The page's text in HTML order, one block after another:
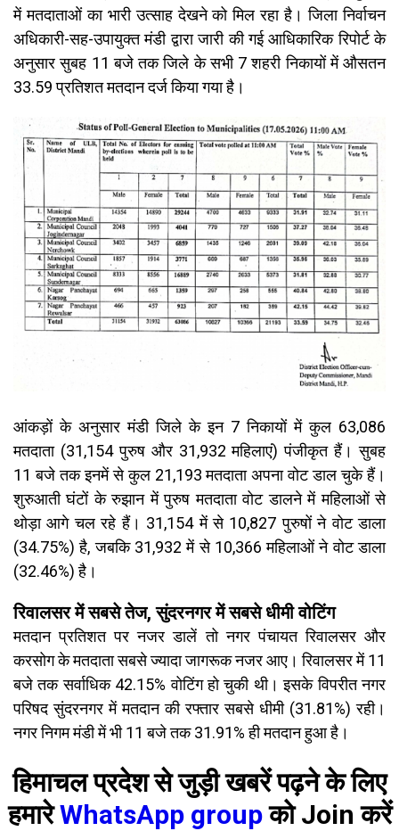
में मतदाताओं का भारी उत्साह देखने को मिल रहा है। जिला निर्वाचन
अधिकारी-सह-उपायुक्त मंडी द्वारा जारी की गई आधिकारिक रिपोर्ट के
अनुसार सुबह 11 बजे तक जिले के सभी 7 शहरी निकायों में औसतन
33.59 प्रतिशत मतदान दर्ज किया गया है।
आंकड़ों के अनुसार मंडी जिले के इन 7 निकायों में कुल 63,086
मतदाता (31,154 पुरुष और 31,932 महिलाएं) पंजीकृत हैं। सुबह
11 बजे तक इनमें से कुल 21,193 मतदाता अपना वोट डाल चुके हैं।
शुरुआती घंटों के रुझान में पुरुष मतदाता वोट डालने में महिलाओं से
थोड़ा आगे चल रहे हैं। 31,154 में से 10,827 पुरुषों ने वोट डाला
(34.75%) है, जबकि 31,932 में से 10,366 महिलाओं ने वोट डाला
(32.46%) है।
रिवालसर में सबसे तेज, सुंदरनगर में सबसे धीमी वोटिंग
मतदान प्रतिशत पर नजर डालें तो नगर पंचायत रिवालसर और
करसोग के मतदाता सबसे ज्यादा जागरूक नजर आए। रिवालसर में 11
बजे तक सर्वाधिक 42.15% वोटिंग हो चुकी थी। इसके विपरीत नगर
परिषद सुंदरनगर में मतदान की रफ्तार सबसे धीमी (31.81%) रही।
नगर निगम मंडी में भी 11 बजे तक 31.91% ही मतदान हुआ है।
हिमाचल प्रदेश से जुड़ी खबरें पढ़ने के लिए
हमारेWhatsApp groupको Join करें